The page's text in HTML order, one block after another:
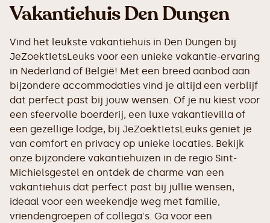
Vakantiehuis Den Dungen
Vind het leukste vakantiehuis in Den Dungen bij
JeZoektIetsLeuks voor een unieke vakantie-ervaring
in Nederland of België! Met een breed aanbod aan
bijzondere accommodaties vind je altijd een verblijf
dat perfect past bij jouw wensen. Of je nu kiest voor
een sfeervolle boerderij, een luxe vakantievilla of
een gezellige lodge, bij JeZoektIetsLeuks geniet je
van comfort en privacy op unieke locaties. Bekijk
onze bijzondere vakantiehuizen in de regio Sint-
Michielsgestel en ontdek de charme van een
vakantiehuis dat perfect past bij jullie wensen,
ideaal voor een weekendje weg met familie,
vriendengroepen of collega's. Ga voor een